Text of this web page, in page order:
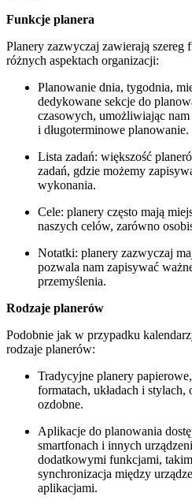
Funkcje planera
Planery zazwyczaj zawierają
różnych aspektach organizacji:
Planowanie dnia, tygodnia,
dedykowane sekcje do
czasowych, umożliwiając
i długoterminowe planowanie.
Lista zadań: większość
zadań, gdzie możemy
wykonania.
Cele: planery często mają
naszych celów, zarówno
Notatki: planery zazwyczaj
pozwala nam zapisywać
przemyślenia.
Rodzaje planerów
Podobnie jak w przypadku
rodzaje planerów:
Tradycyjne planery
formatach, układach i stylach,
ozdobne.
Aplikacje do planowania
smartfonach i innych
dodatkowymi funkcjami,
synchronizacja między
aplikacjami.